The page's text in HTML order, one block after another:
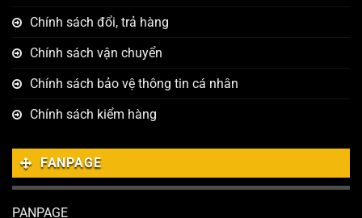
Chính sách đổi, trả hàng
Chính sách vận chuyển
Chính sách bảo vệ thông tin cá nhân
Chính sách kiểm hàng
FANPAGE
PANPAGE